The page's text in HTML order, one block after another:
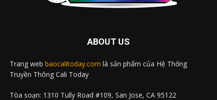
ABOUT US
Trang web baocalitoday.com là sản phẩm của Hệ Thống
Truyền Thông Cali Today
Tòa soạn: 1310 Tully Road #109, San Jose, CA 95122